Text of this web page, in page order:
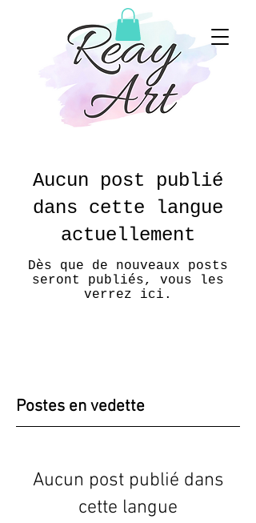
Aucun post publié
dans cette langue
actuellement
Dès que de nouveaux posts
seront publiés, vous les
verrez ici.
Postes en vedette
Aucun post publié dans
cette langue